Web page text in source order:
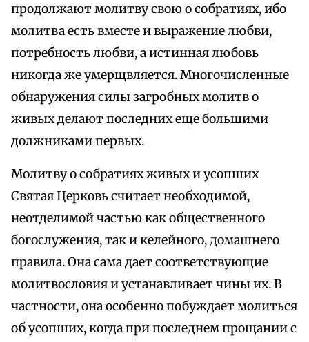
продолжают молитву свою о собратиях, ибо
молитва есть вместе и выражение любви,
потребность любви, а истинная любовь
никогда же умерщвляется. Многочисленные
обнаружения силы загробных молитв о
живых делают последних еще большими
должниками первых.
Молитву о собратиях живых и усопших
Святая Церковь считает необходимой,
неотделимой частью как общественного
богослужения, так и келейного, домашнего
правила. Она сама дает соответствующие
молитвословия и устанавливает чины их. В
частности, она особенно побуждает молиться
об усопших, когда при последнем прощании с